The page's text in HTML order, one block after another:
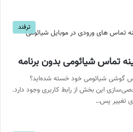
ترفند
تماس شیائومی بدون برنامه
گوشی شیائومی خود خسته شده‌اید؟
این بخش از رابط کاربری وجود دارد.
تغییر پس…